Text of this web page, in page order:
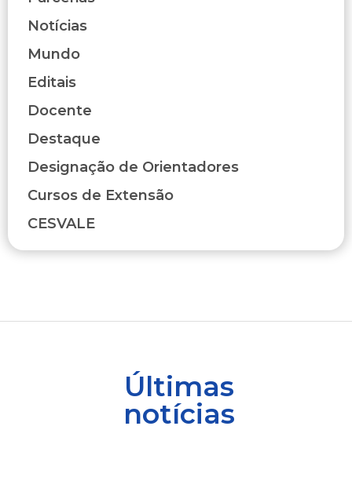
Notícias
Mundo
Editais
Docente
Destaque
Designação de Orientadores
Cursos de Extensão
CESVALE
Últimas
notícias